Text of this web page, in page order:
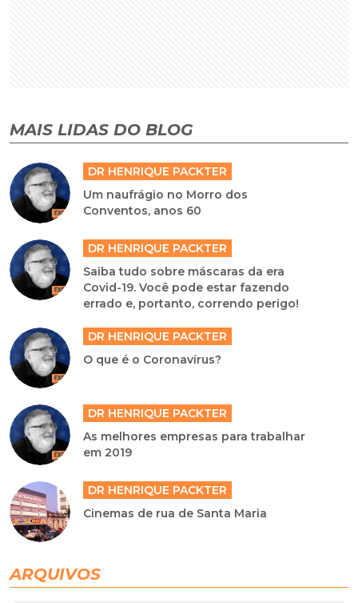
MAIS LIDAS DO BLOG
DR HENRIQUE PACKTER
Um naufrágio no Morro dos
Conventos, anos 60
DR HENRIQUE PACKTER
Saiba tudo sobre máscaras da era
Covid-19. Você pode estar fazendo
errado e, portanto, correndo perigo!
DR HENRIQUE PACKTER
O que é o Coronavírus?
DR HENRIQUE PACKTER
As melhores empresas para trabalhar
em 2019
DR HENRIQUE PACKTER
Cinemas de rua de Santa Maria
ARQUIVOS